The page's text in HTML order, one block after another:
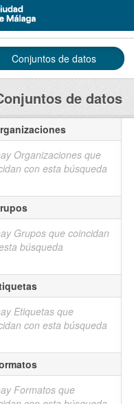
Conjuntos de datos
de datos
Organizaciones que
con esta búsqueda
Grupos que coincidan
búsqueda
Etiquetas que
con esta búsqueda
Formatos que